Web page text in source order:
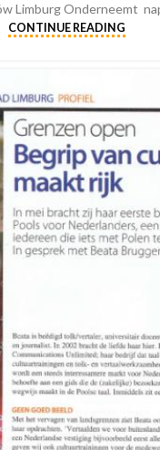
Limburg Onderneemt
CONTINUE READING